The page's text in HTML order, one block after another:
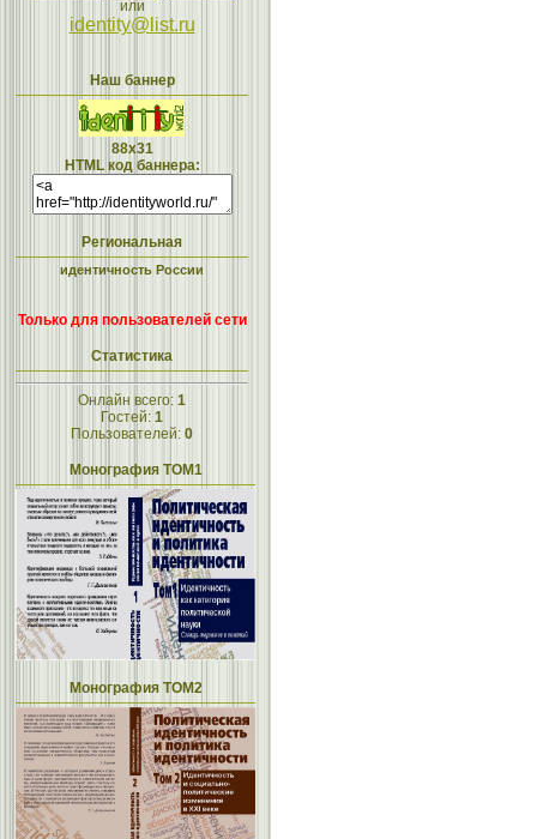
или
identity@list.ru
Наш баннер
88x31
HTML код баннера:
Региональная
идентичность России
Только для пользователей сети
Статистика
Онлайн всего: 1
Гостей: 1
Пользователей: 0
Монография ТОМ1
Монография ТОМ2